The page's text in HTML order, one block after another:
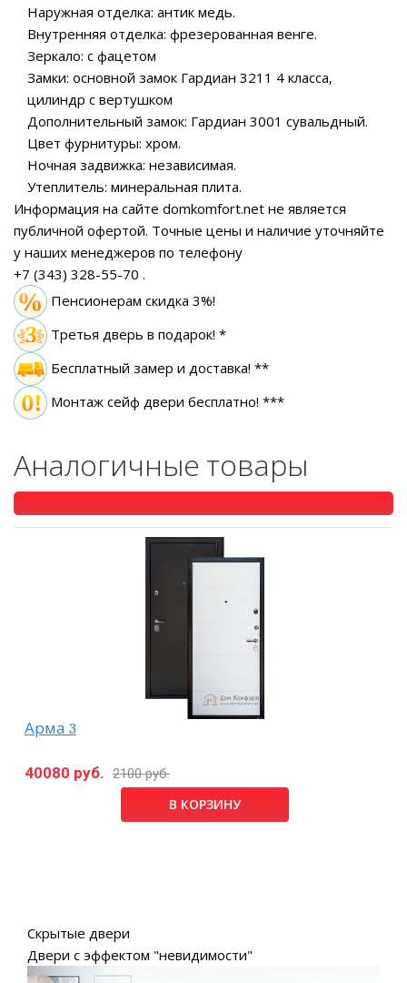
Наружная отделка: антик медь.
Внутренняя отделка: фрезерованная венге.
Зеркало: с фацетом
Замки: основной замок Гардиан 3211 4 класса,
цилиндр с вертушком
Дополнительный замок: Гардиан 3001 сувальдный.
Цвет фурнитуры: хром.
Ночная задвижка: независимая.
Утеплитель: минеральная плита.
Информация на сайте domkomfort.net не является
публичной офертой. Точные цены и наличие уточняйте
у наших менеджеров по телефону
+7 (343) 328-55-70 .
Пенсионерам скидка 3%!
Третья дверь в подарок! *
Бесплатный замер и доставка! **
Монтаж сейф двери бесплатно! ***
Аналогичные товары
Арма 3
40080 руб. 2100 руб.
В КОРЗИНУ
Скрытые двери
Двери с эффектом "невидимости"